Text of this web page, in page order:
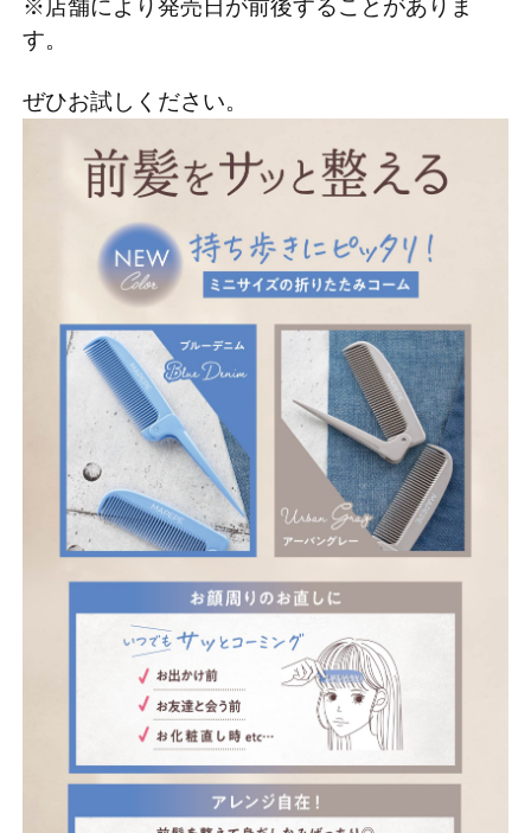
※店舗により発売日が前後することがありま
す。
ぜひお試しください。